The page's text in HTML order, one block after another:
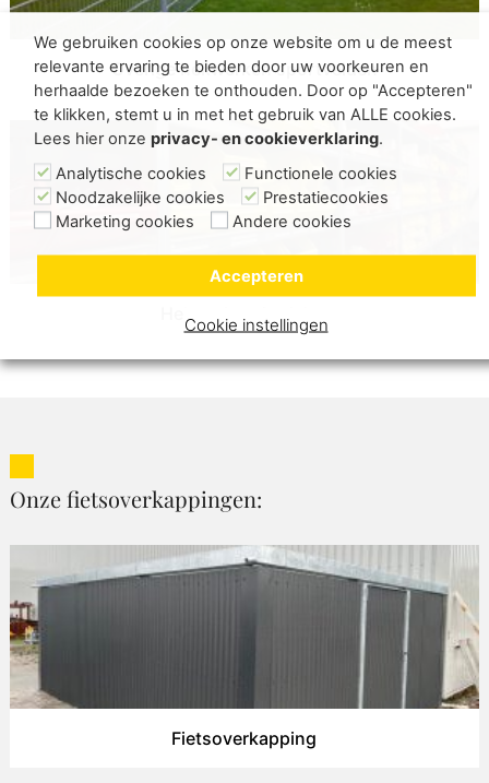
Overige hekwerken sportvelden
Onze fietsoverkappingen:
Fietsoverkapping
We gebruiken cookies op onze website om u de meest
relevante ervaring te bieden door uw voorkeuren en
herhaalde bezoeken te onthouden. Door op "Accepteren"
te klikken, stemt u in met het gebruik van ALLE cookies.
Lees hier onze privacy- en cookieverklaring.
Analytische cookies
Functionele cookies
Noodzakelijke cookies
Prestatiecookies
Marketing cookies
Andere cookies
Cookie instellingen
Accepteren